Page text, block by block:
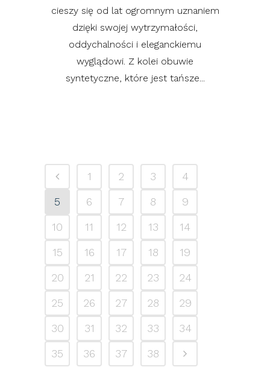
cieszy się od lat ogromnym uznaniem
dzięki swojej wytrzymałości,
oddychalności i eleganckiemu
wyglądowi. Z kolei obuwie
syntetyczne, które jest tańsze...
1 2 3
4
5
6 7 8
9
10
11 12 13
14
15
16 17 18
19
20
21 22 23
24
25
26 27 28
29
30
31 32 33
34
35
36 37 38